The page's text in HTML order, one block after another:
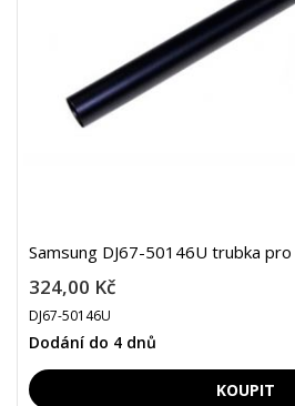
Samsung DJ67-50146U trubka
324,00 Kč
DJ67-50146U
Dodání do 4 dnů